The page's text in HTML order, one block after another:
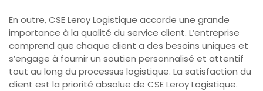
En outre, CSE Leroy Logistique accorde une grande
importance à la qualité du service client. L’entreprise
comprend que chaque client a des besoins uniques et
s’engage à fournir un soutien personnalisé et attentif
tout au long du processus logistique. La satisfaction du
client est la priorité absolue de CSE Leroy Logistique.